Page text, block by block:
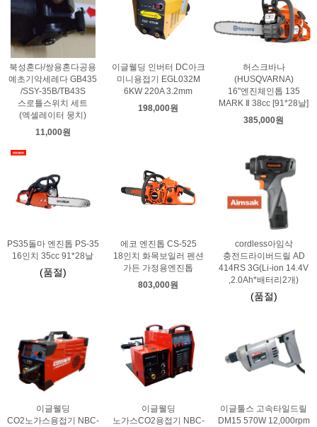
북성혼다/쌍용혼다공용
예초기악세레다 GB435
/SSY-35B/TB43S
스로틀스위치 세트
(엑셀레이터 뭉치)
11,000원
이글웰딩 인버터 DC아크
미니용접기 EGL032M
6KW 220A 3.2mm
198,000원
허스크바나
(HUSQVARNA)
16"엔진체인톱 135
MARK Ⅱ 38cc [91*28날]
385,000원
PS35돌마 엔진톱 PS-35
16인치 35cc 91*28날
(품절)
에코 엔진톱 CS-525
18인치 화목보일러 펜션
가든 가정용엔진톱
803,000원
cordless아임삭
충전드라이버드릴 AD
414RS 3G(Li-ion 14.4V
,2.0Ah*배터리2개)
(품절)
이글웰딩
CO2노가스용접기 NBC-
이글웰딩
노가스CO2용접기 NBC-
이글툴스 고속타일드릴
DM15 570W 12,000rpm